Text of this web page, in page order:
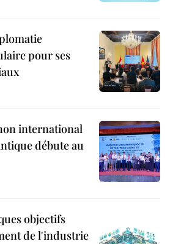
pour ses
international
débute au
objectifs
de l'industrie